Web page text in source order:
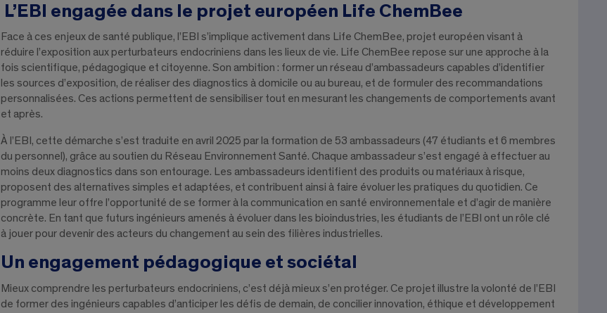
L’EBI engagée dans le projet européen Life ChemBee
Face à ces enjeux de santé publique, l’EBI s’implique activement dans Life ChemBee, projet européen visant à
réduire l’exposition aux perturbateurs endocriniens dans les lieux de vie. Life ChemBee repose sur une approche à la
fois scientifique, pédagogique et citoyenne. Son ambition : former un réseau d’ambassadeurs capables d’identifier
les sources d’exposition, de réaliser des diagnostics à domicile ou au bureau, et de formuler des recommandations
personnalisées. Ces actions permettent de sensibiliser tout en mesurant les changements de comportements avant
et après.
À l’EBI, cette démarche s’est traduite en avril 2025 par la formation de 53 ambassadeurs (47 étudiants et 6 membres
du personnel), grâce au soutien du Réseau Environnement Santé. Chaque ambassadeur s’est engagé à effectuer au
moins deux diagnostics dans son entourage. Les ambassadeurs identifient des produits ou matériaux à risque,
proposent des alternatives simples et adaptées, et contribuent ainsi à faire évoluer les pratiques du quotidien. Ce
programme leur offre l’opportunité de se former à la communication en santé environnementale et d’agir de manière
concrète. En tant que futurs ingénieurs amenés à évoluer dans les bioindustries, les étudiants de l’EBI ont un rôle clé
à jouer pour devenir des acteurs du changement au sein des filières industrielles.
Un engagement pédagogique et sociétal
Mieux comprendre les perturbateurs endocriniens, c’est déjà mieux s’en protéger. Ce projet illustre la volonté de l’EBI
de former des ingénieurs capables d’anticiper les défis de demain, de concilier innovation, éthique et développement